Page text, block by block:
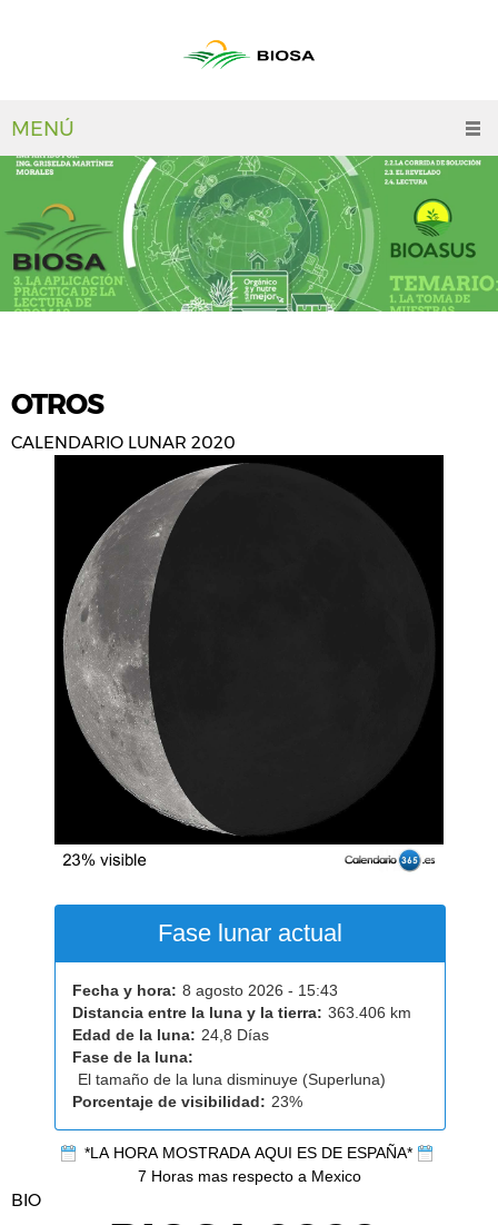
MENÚ
OTROS
CALENDARIO LUNAR 2020
Fase lunar actual
Fecha y hora: 8 agosto 2026 - 15:43
Distancia entre la luna y la tierra: 363.406 km
Edad de la luna: 24,8 Días
Fase de la luna:
El tamaño de la luna disminuye (Superluna)
Porcentaje de visibilidad: 23%
*LA HORA MOSTRADA AQUI ES DE ESPAÑA*
7 Horas mas respecto a Mexico
BIO